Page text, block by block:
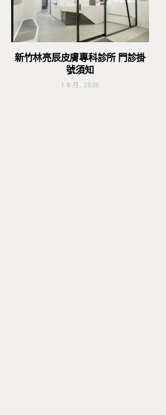
新竹林亮辰皮膚專科診所 門診掛
號須知
1 8 月, 2026